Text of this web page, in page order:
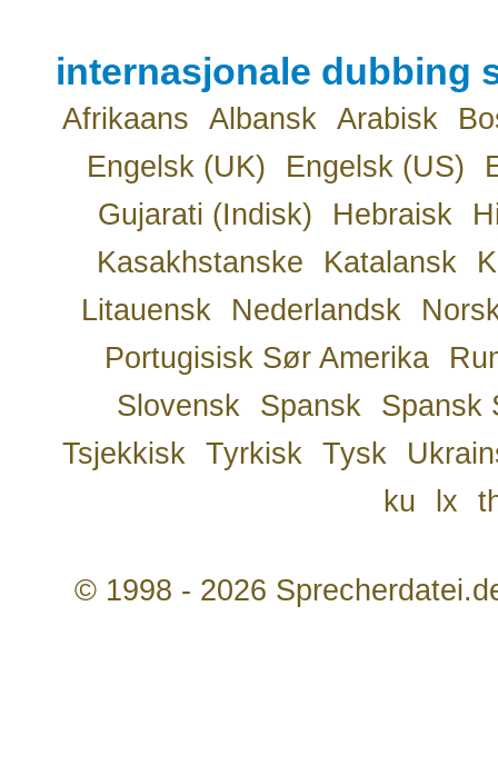
internasjonale dubbing
Afrikaans Albansk Arabisk
Engelsk (UK)
Engelsk (US)
Gujarati (Indisk)
Hebraisk
Kasakhstanske
Katalansk
Litauensk
Nederlandsk
Portugisisk Sør Amerika
Slovensk
Spansk
Spansk
Tsjekkisk
Tyrkisk Tysk
ku
lx
© 1998 - 2026